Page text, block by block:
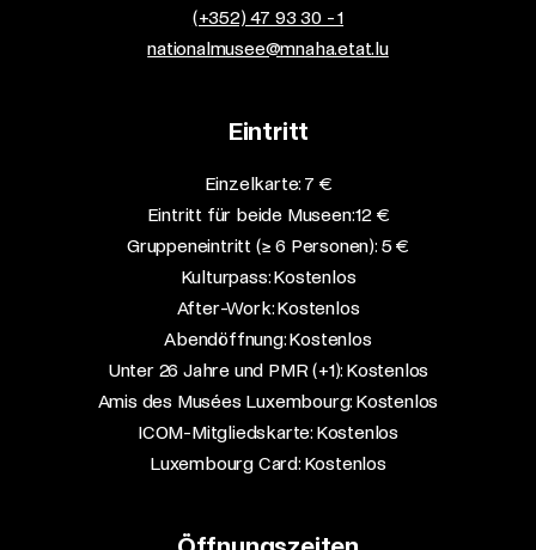
(+352) 47 93 30 - 1
nationalmusee@mnaha.etat.lu
Eintritt
Einzelkarte: 7 €​
Eintritt für beide Museen: 12 €​
Gruppeneintritt (≥ 6 Personen): 5 €​
Kulturpass: Kostenlos​
After-Work: Kostenlos​
Abendöffnung: Kostenlos​
Unter 26 Jahre und PMR (+1): Kostenlos​
Amis des Musées Luxembourg: Kostenlos​
ICOM-Mitgliedskarte: Kostenlos​
Luxembourg Card: Kostenlos